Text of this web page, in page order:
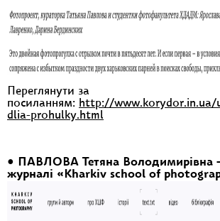
Переглянути за
посиланням: http://www.korydor.in.ua/
dlia-prohulky.html
• ПАВЛОВА Тетяна Володимирівна –
журналі «Kharkiv school of